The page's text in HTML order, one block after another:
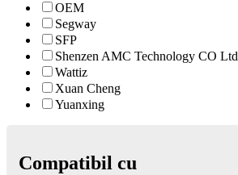
OEM
Segway
SFP
Shenzen AMC Technology CO Ltd
Wattiz
Xuan Cheng
Yuanxing
Compatibil cu